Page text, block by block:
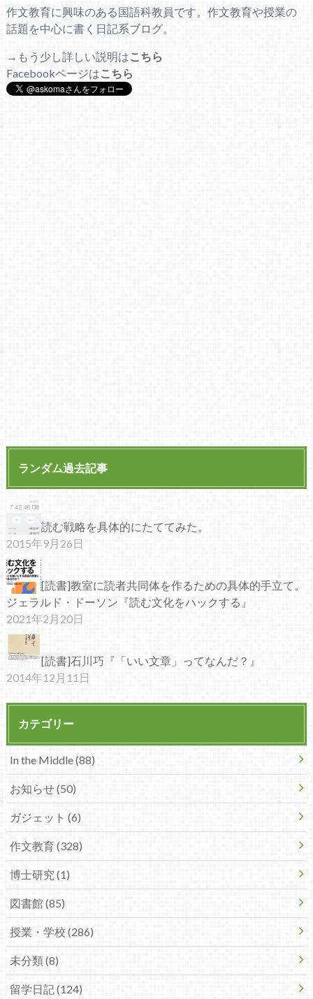
作文教育に興味のある国語科教員です。作文教育や授業の
話題を中心に書く日記系ブログ。
→もう少し詳しい説明はこちら
Facebookページはこちら
ランダム過去記事
読む戦略を具体的にたててみた。
2015年9月26日
[読書]教室に読者共同体を作るための具体的手立て。
ジェラルド・ドーソン『読む文化をハックする』
2021年2月20日
[読書]石川巧『「いい文章」ってなんだ？』
2014年12月11日
カテゴリー
In the Middle (88)
お知らせ (50)
ガジェット (6)
作文教育 (328)
博士研究 (1)
図書館 (85)
授業・学校 (286)
未分類 (8)
留学日記 (124)